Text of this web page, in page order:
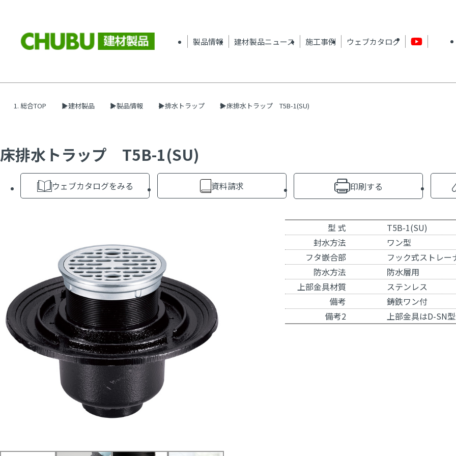
製品情報 建材製品ニュース 施工事例 ウェブカタログ
総合TOP 建材製品 製品情報 排水トラップ 床排水トラップ T5B-1(SU)
床排水トラップ T5B-1(SU)
ウェブカタログをみる 資料請求 印刷する
型 式
T5B-1(SU)
封水方法
ワン型
フタ嵌合部
フック式ストレー
防水方法
防水層用
上部金具材質
ステンレス
備考
鋳鉄ワン付
備考2
上部金具はD-SN